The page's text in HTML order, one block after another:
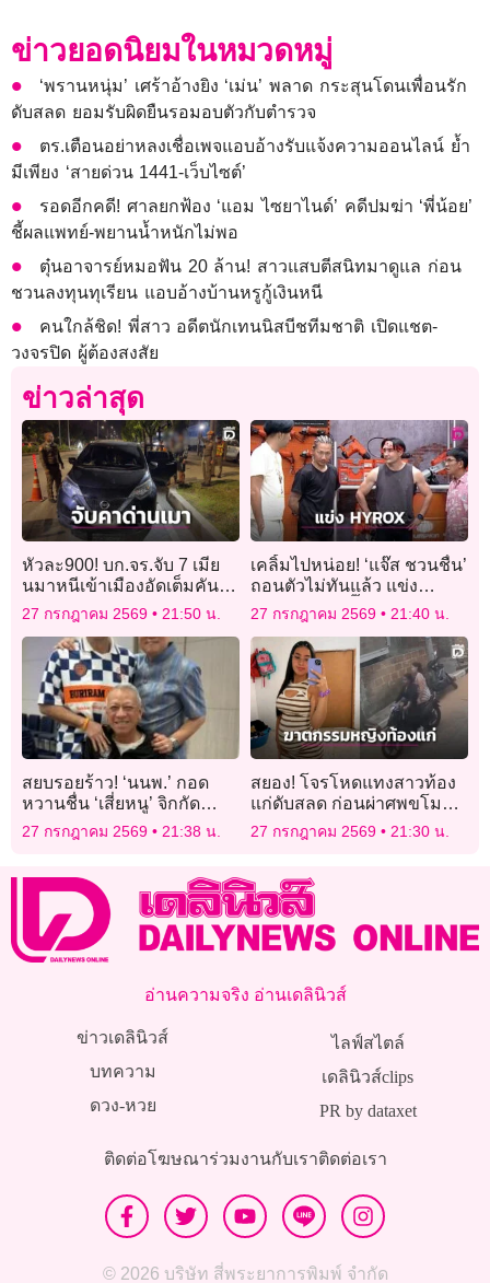
ข่าวยอดนิยมในหมวดหมู่
‘พรานหนุ่ม’ เศร้าอ้างยิง ‘เม่น’ พลาด กระสุนโดนเพื่อนรัก
ดับสลด ยอมรับผิดยืนรอมอบตัวกับตำรวจ
ตร.เตือนอย่าหลงเชื่อเพจแอบอ้างรับแจ้งความออนไลน์ ย้ำ
มีเพียง ‘สายด่วน 1441-เว็บไซต์’
รอดอีกคดี! ศาลยกฟ้อง ‘แอม ไซยาไนด์’ คดีปมฆ่า ‘พี่น้อย’
ชี้ผลแพทย์-พยานน้ำหนักไม่พอ
ตุ๋นอาจารย์หมอฟัน 20 ล้าน! สาวแสบตีสนิทมาดูแล ก่อน
ชวนลงทุนทุเรียน แอบอ้างบ้านหรูกู้เงินหนี
คนใกล้ชิด! พี่สาว อดีตนักเทนนิสบีชทีมชาติ เปิดแชต-
วงจรปิด ผู้ต้องสงสัย
ข่าวล่าสุด
หัวละ900! บก.จร.จับ 7 เมีย
นมาหนีเข้าเมืองอัดเต็มคันรถ
ขับเข้าด่านเป่าเมาขับ
27 กรกฎาคม 2569 21:50 น.
เคลิ้มไปหน่อย! ‘แจ๊ส ชวนชื่น’
ถอนตัวไม่ทันแล้ว แข่ง
‘HYROX’ – ‘ตั๊ก บริบูรณ์’ จ่าย
เงินสมัครเรียบร้อย
27 กรกฎาคม 2569 21:40 น.
สยบรอยร้าว! ‘นนพ.’ กอด
หวานชื่น ‘เสี่ยหนู’ จิกกัด
สัมพันธ์ร้าวฉานยังกะหน้า
‘แครมบูเล่’
27 กรกฎาคม 2569 21:38 น.
สยอง! โจรโหดแทงสาวท้อง
แก่ดับสลด ก่อนผ่าศพขโมย
ทารก
27 กรกฎาคม 2569 21:30 น.
อ่านความจริง อ่านเดลินิวส์
ข่าวเดลินิวส์
บทความ
ดวง-หวย
ไลฟ์สไตล์
เดลินิวส์clips
PR by dataxet
ติดต่อโฆษณาร่วมงานกับเราติดต่อเรา
© 2026 บริษัท สี่พระยาการพิมพ์ จำกัด